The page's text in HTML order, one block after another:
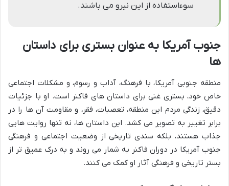
سوءاستفاده از این نیرو می باشند.
جنوب آمریکا به عنوان بستری برای داستان
ها
منطقه جنوبی آمریکا، با فرهنگ، آداب و رسوم، و مشکلات اجتماعی
خاص خود، بستری غنی برای داستان های فاکنر است. او با جزئیات
دقیق، زندگی مردم این منطقه، تعصبات، فقر، و مقاومت آن ها را در
برابر تغییر به تصویر می کشد. این داستان ها، نه تنها روایت هایی
جذاب هستند، بلکه سندی تاریخی از وضعیت اجتماعی و فرهنگی
جنوب آمریکا در دوران فاکنر به شمار می روند و به درک عمیق تر از
بستر تاریخی و فرهنگی آثار او کمک می کنند.